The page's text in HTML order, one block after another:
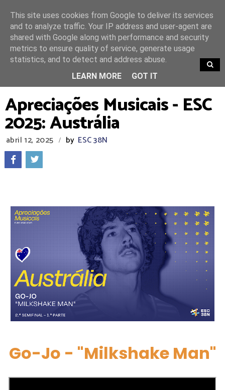
TRENDING
Apreciações Musicais - ESC
2025: Austrália
abril 12, 2025 / by ESC 38N
Go-Jo - "Milkshake Man"
This site uses cookies from Google to deliver its services
and to analyze traffic. Your IP address and user-agent are
shared with Google along with performance and security
metrics to ensure quality of service, generate usage
statistics, and to detect and address abuse.
LEARN MORE
GOT IT